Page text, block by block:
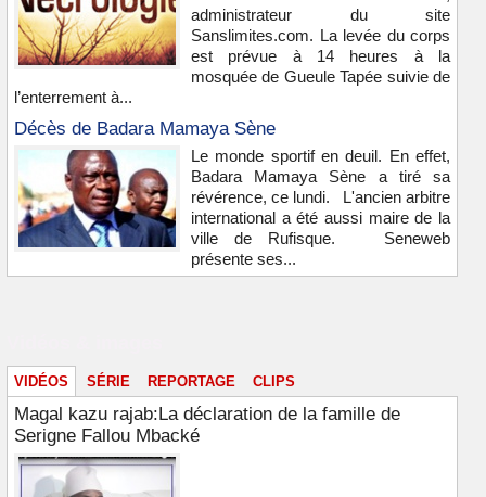
administrateur du site
Sanslimites.com. La levée du corps
est prévue à 14 heures à la
mosquée de Gueule Tapée suivie de
l’enterrement à...
Décès de Badara Mamaya Sène
Le monde sportif en deuil. En effet,
Badara Mamaya Sène a tiré sa
révérence, ce lundi. L'ancien arbitre
international a été aussi maire de la
ville de Rufisque. Seneweb
présente ses...
VIDÉOS SÉRIE REPORTAGE CLIPS
Magal kazu rajab:La déclaration de la famille de
Serigne Fallou Mbacké